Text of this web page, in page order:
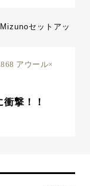
アウール×
撃！！